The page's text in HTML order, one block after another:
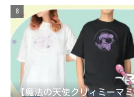
定！
【魔法の天使クリィミーマミ